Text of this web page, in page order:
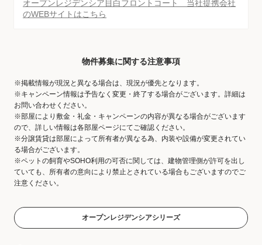
オープンレジデンシア目白フロントコート 当社提携会社
のWEBサイトはこちら
物件募集に関する注意事項
※掲載情報が現況と異なる場合は、現況が優先となります。
※キャンペーン情報は予告なく変更・終了する場合がございます。詳細は
お問い合わせください。
※部屋により敷金・礼金・キャンペーンの内容が異なる場合がございます
ので、詳しい情報は各部屋ページにてご確認ください。
※分譲賃貸は部屋によって所有者が異なる為、内装や設備が変更されてい
る場合がございます。
※ペットの飼育やSOHO利用の可否に関しては、建物管理側が許可を出し
ていても、所有者の意向により禁止とされている場合もございますのでご
注意ください。
オープンレジデンシアシリーズ